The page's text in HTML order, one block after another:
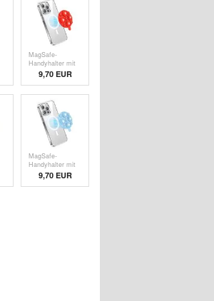
MagSafe-
Handyhalter mit
Saugnapf aus
Silikon - Rot
9,70EUR
MagSafe-
Handyhalter mit
Saugnapf aus
Silikon -
Himmelblau
9,70EUR